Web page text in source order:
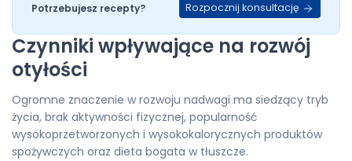
Potrzebujesz recepty? Rozpocznij konsultację
Czynniki wpływające na rozwój
otyłości
Ogromne znaczenie w rozwoju nadwagi ma siedzący tryb
życia, brak aktywności fizycznej, popularność
wysokoprzetworzonych i wysokokalorycznych produktów
spożywczych oraz dieta bogata w tłuszcze.